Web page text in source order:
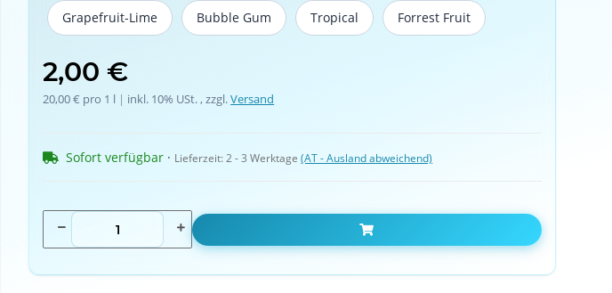
Grapefruit-LimeGrapefruit-LimeBubble Gum
Bubble Gum Tropical
Tropical Forrest Fruit
Forrest Fruit
2,00 €
20,00 € pro 1 l | inkl. 10% USt. , zzgl.Versand
Sofort verfügbar · Lieferzeit:2 - 3 Werktage(AT - Ausland abweichend)
In den Warenkorb